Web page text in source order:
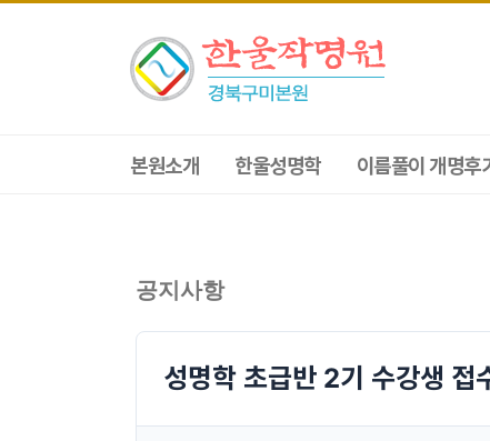
본원소개 한울성명학 이름풀이 개명후
공지사항
성명학 초급반 2기 수강생 접